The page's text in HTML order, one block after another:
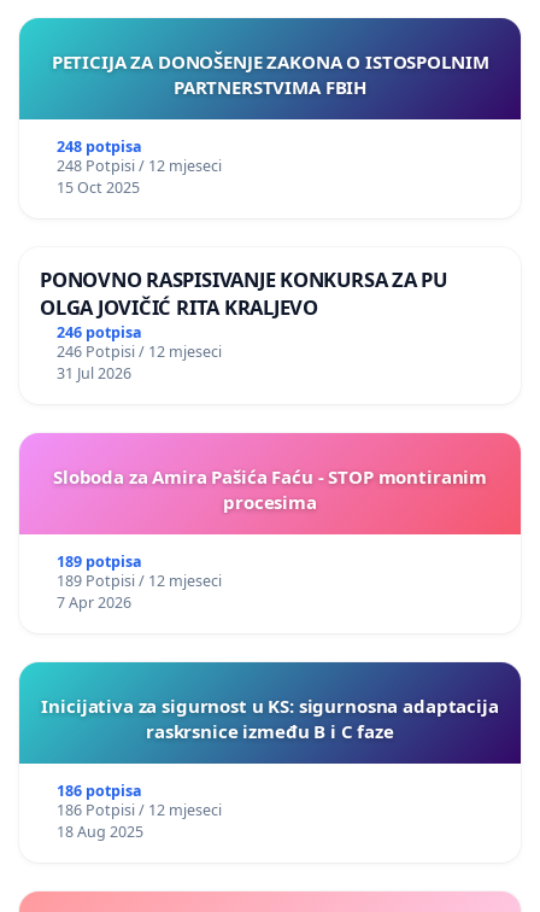
PETICIJA ZA DONOŠENJE ZAKONA O ISTOSPOLNIM
PARTNERSTVIMA FBIH
248 potpisa
248 Potpisi / 12 mjeseci
15 Oct 2025
PONOVNO RASPISIVANJE KONKURSA ZA PU
OLGA JOVIČIĆ RITA KRALJEVO
246 potpisa
246 Potpisi / 12 mjeseci
31 Jul 2026
Sloboda za Amira Pašića Faću - STOP montiranim
procesima
189 potpisa
189 Potpisi / 12 mjeseci
7 Apr 2026
Inicijativa za sigurnost u KS: sigurnosna adaptacija
raskrsnice između B i C faze
186 potpisa
186 Potpisi / 12 mjeseci
18 Aug 2025